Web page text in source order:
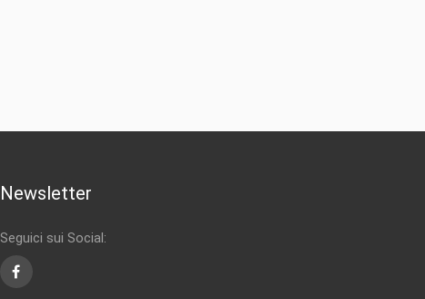
Newsletter
Seguici sui Social:
Facebook